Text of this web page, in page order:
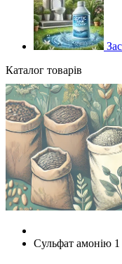
Каталог товарів
Сульфат амонію 1